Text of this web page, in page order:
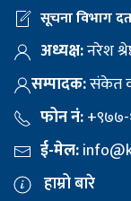
सूचना विभाग
अध्यक्ष:नरेश
सम्पादक:संकेत
फोन नं:
ई-मेल:
हाम्रो बारे